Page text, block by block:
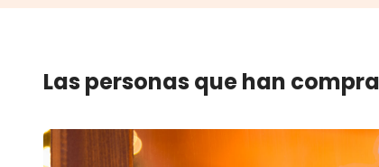
Las personas que han